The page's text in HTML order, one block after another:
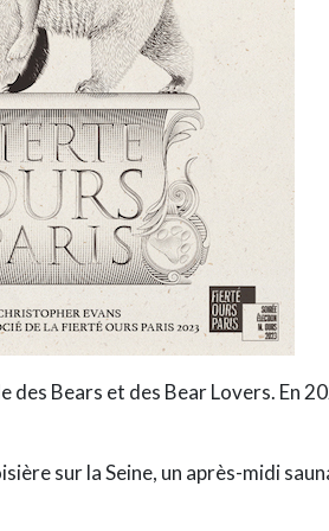
Bears et des Bear Lovers. En
sur la Seine, un après-midi